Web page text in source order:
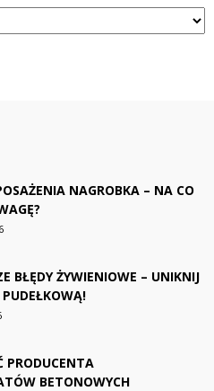
NAGROBKA – NA CO
BŁĘDY ŻYWIENIOWE – UNIKNIJ
PRODUCENTA
BETONOWYCH